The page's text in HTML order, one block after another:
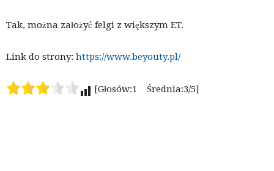
Tak, można założyć felgi z większym ET.
Link do strony: https://www.beyouty.pl/
[Głosów:1 Średnia:3/5]